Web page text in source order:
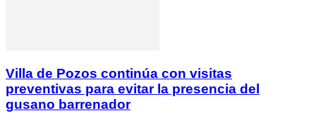
Villa de Pozos continúa con visitas
preventivas para evitar la presencia del
gusano barrenador